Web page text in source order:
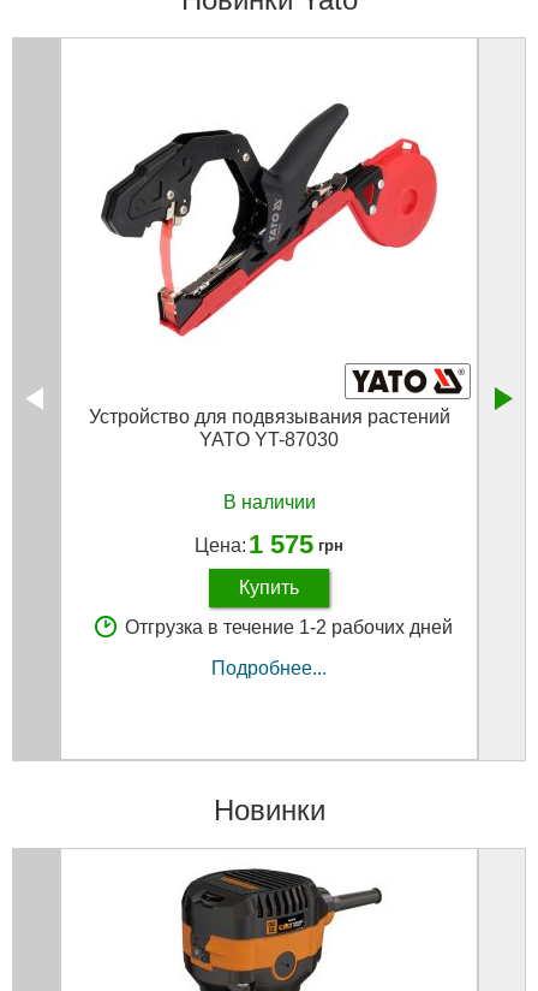
Устройство для подвязывания растений
YATO YT-87030
В наличии
Цена: 1 575 грн
Купить
Отгрузка в течение 1-2 рабочих дней
Подробнее...
Новинки